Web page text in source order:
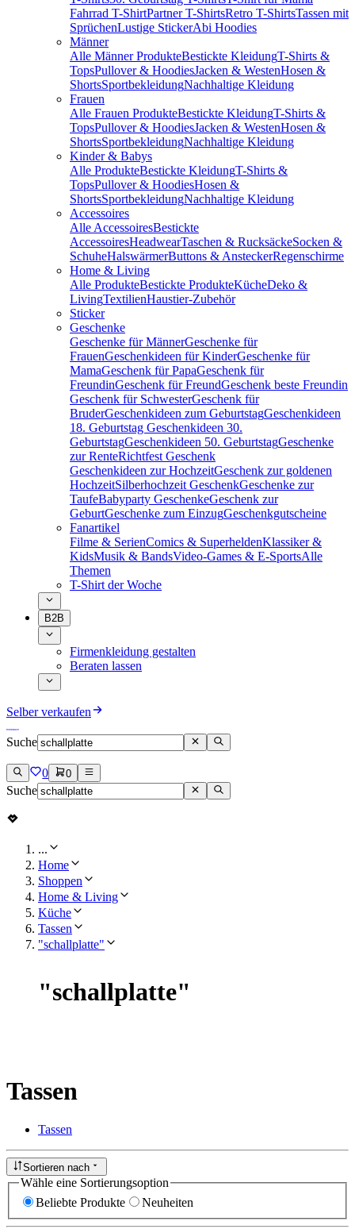
Fahrrad T-ShirtPartner T-ShirtsRetro T-ShirtsTassen mit
SprüchenLustige StickerAbi Hoodies
Männer
Alle Männer ProdukteBestickte KleidungT-Shirts &
TopsPullover & HoodiesJacken & WestenHosen &
ShortsSportbekleidungNachhaltige Kleidung
Frauen
Alle Frauen ProdukteBestickte KleidungT-Shirts &
TopsPullover & HoodiesJacken & WestenHosen &
ShortsSportbekleidungNachhaltige Kleidung
Kinder & Babys
Alle ProdukteBestickte KleidungT-Shirts &
TopsPullover & HoodiesHosen &
ShortsSportbekleidungNachhaltige Kleidung
Accessoires
Alle AccessoiresBestickte
AccessoiresHeadwearTaschen & RucksäckeSocken &
SchuheHalswärmerButtons & AnsteckerRegenschirme
Home & Living
Alle ProdukteBestickte ProdukteKücheDeko &
LivingTextilienHaustier-Zubehör
Sticker
Geschenke
Geschenke für MännerGeschenke für
FrauenGeschenkideen für KinderGeschenke für
MamaGeschenk für PapaGeschenk für
FreundinGeschenk für FreundGeschenk beste Freundin
Geschenk für SchwesterGeschenk für
BruderGeschenkideen zum GeburtstagGeschenkideen
18. Geburtstag Geschenkideen 30.
GeburtstagGeschenkideen 50. GeburtstagGeschenke
zur RenteRichtfest Geschenk
Geschenkideen zur HochzeitGeschenk zur goldenen
HochzeitSilberhochzeit GeschenkGeschenke zur
TaufeBabyparty GeschenkeGeschenk zur
GeburtGeschenke zum EinzugGeschenkgutscheine
Fanartikel
Filme & SerienComics & SuperheldenKlassiker &
KidsMusik & BandsVideo-Games & E-SportsAlle
Themen
T-Shirt der Woche
B2B
Firmenkleidung gestalten
Beraten lassen
Selber verkaufen
Suche
0 0
Suche
...
Home
Shoppen
Home & Living
Küche
Tassen
"schallplatte"
"schallplatte"
Tassen
Tassen
Sortieren nach
Wähle eine Sortierungsoption
Beliebte Produkte
Neuheiten